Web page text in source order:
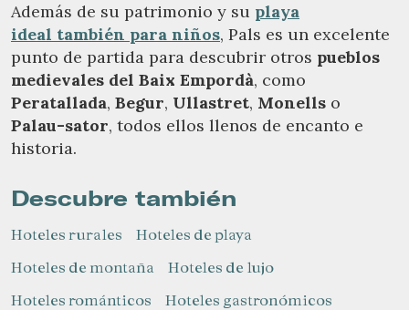
Además de su patrimonio y su playa
ideal también para niños, Pals es un excelente
punto de partida para descubrir otros pueblos
medievales del Baix Empordà, como
Peratallada, Begur, Ullastret, Monells o
Palau-sator, todos ellos llenos de encanto e
historia.
Descubre también
Hoteles rurales
Hoteles de playa
Hoteles de montaña
Hoteles de lujo
Hoteles románticos
Hoteles gastronómicos